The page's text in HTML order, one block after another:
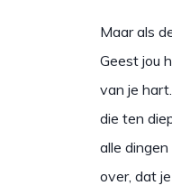
Maar als
Geest jou
van je
die ten
alle
over, dat